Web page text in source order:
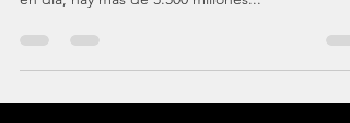
más utilizado para simplificar nuestras vidas. Hoy
en día, hay más de 3.500 millones...